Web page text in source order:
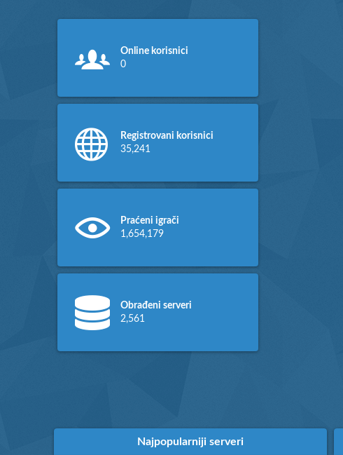
Online korisnici
0
Registrovani korisnici
35,241
Praćeni igrači
1,654,179
Obrađeni serveri
2,561
Najpopularniji serveri